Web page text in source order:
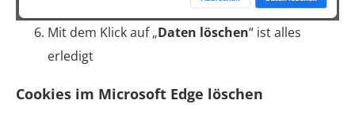
Mit dem Klick auf „Daten löschen“ ist alles
erledigt
Cookies im Microsoft Edge löschen